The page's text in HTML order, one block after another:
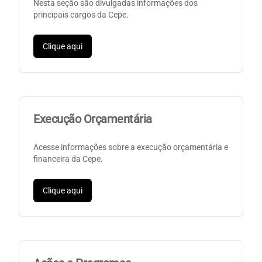
Nesta seção são divulgadas informações dos
principais cargos da Cepe.
Clique aqui
Execução Orçamentária
Acesse informações sobre a execução orçamentária e
financeira da Cepe.
Clique aqui